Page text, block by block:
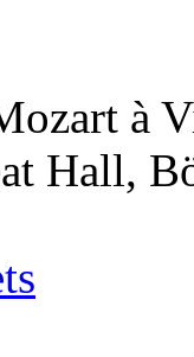
à
Hall,